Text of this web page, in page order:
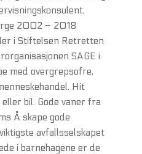
2002 – 2018
i Stiftelsen Retretten
SAGE i
med overgrepsofre,
Hit
bil. Gode vaner fra
Å skape gode
avfallsselskapet
i barnehagene er de